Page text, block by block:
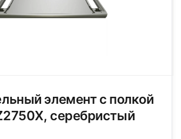
элемент с полкой
серебристый